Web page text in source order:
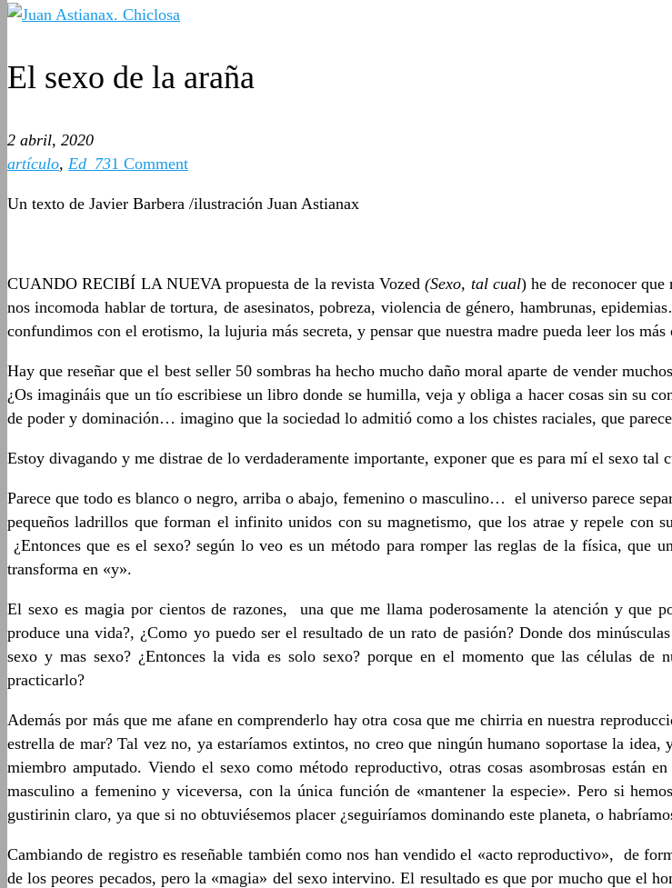
El sexo de la araña
2 abril, 2020
artículo, Ed_731 Comment
Un texto de Javier Barbera /ilustración Juan Astianax
CUANDO RECIBÍ LA NUEVA propuesta de la revista Vozed(Sexo, tal cual) he de reconocer
nos incomoda hablar de tortura, de asesinatos, pobreza, violencia de género, hambrunas,
confundimos con el erotismo, la lujuria más secreta, y pensar que nuestra madre pueda leer los
Hay que reseñar que el best seller 50 sombras ha hecho mucho daño moral aparte de vender
¿Os imagináis que un tío escribiese un libro donde se humilla, veja y obliga a hacer cosas sin su
de poder y dominación… imagino que la sociedad lo admitió como a los chistes raciales, que
Estoy divagando y me distrae de lo verdaderamente importante, exponer que es para mí el sexo
Parece que todo es blanco o negro, arriba o abajo, femenino o masculino… el universo parece
pequeños ladrillos que forman el infinito unidos con su magnetismo, que los atrae y repele con
¿Entonces que es el sexo? según lo veo es un método para romper las reglas de la física,
transforma en «y».
El sexo es magia por cientos de razones, una que me llama poderosamente la atención y que
produce una vida?, ¿Como yo puedo ser el resultado de un rato de pasión? Donde dos
sexo y mas sexo? ¿Entonces la vida es solo sexo? porque en el momento que las células
practicarlo?
Además por más que me afane en comprenderlo hay otra cosa que me chirria en nuestra
estrella de mar? Tal vez no, ya estaríamos extintos, no creo que ningún humano soportase la
miembro amputado. Viendo el sexo como método reproductivo, otras cosas asombrosas están
masculino a femenino y viceversa, con la única función de «mantener la especie». Pero si
gustirinin claro, ya que si no obtuviésemos placer ¿seguiríamos dominando este planeta, o
Cambiando de registro es reseñable también como nos han vendido el «acto reproductivo», de
de los peores pecados, pero la «magia» del sexo intervino. El resultado es que por mucho que el